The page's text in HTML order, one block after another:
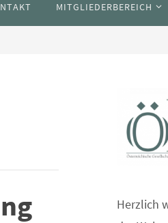
MITGLIEDERBEREICH
Herzlich